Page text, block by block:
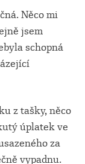
Něco mi
jsem
schopná
z tašky, něco
úplatek ve
za
vypadnu.